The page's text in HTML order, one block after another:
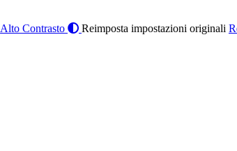
Alto Contrasto Reimposta impostazioni originali